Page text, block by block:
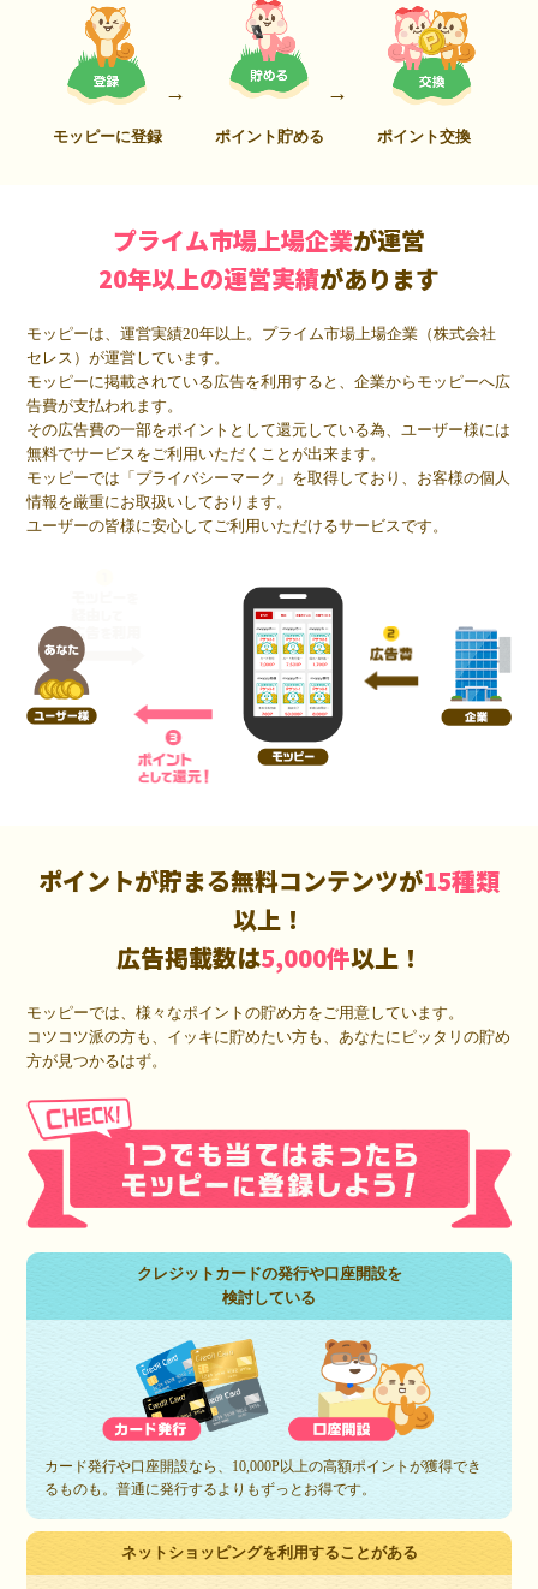
モッピーに登録 ポイント貯める ポイント交換
プライム市場上場企業が運営
20年以上の運営実績があります
モッピーは、運営実績20年以上。プライム市場上場企業（株式会社
セレス）が運営しています。
モッピーに掲載されている広告を利用すると、企業からモッピーへ広
告費が支払われます。
その広告費の一部をポイントとして還元している為、ユーザー様には
無料でサービスをご利用いただくことが出来ます。
モッピーでは「プライバシーマーク」を取得しており、お客様の個人
情報を厳重にお取扱いしております。
ユーザーの皆様に安心してご利用いただけるサービスです。
ポイントが貯まる無料コンテンツが15種類
以上！
広告掲載数は5,000件以上！
モッピーでは、様々なポイントの貯め方をご用意しています。
コツコツ派の方も、イッキに貯めたい方も、あなたにピッタリの貯め
方が見つかるはず。
クレジットカードの発行や口座開設を
検討している
カード発行や口座開設なら、10,000P以上の高額ポイントが獲得でき
るものも。普通に発行するよりもずっとお得です。
ネットショッピングを利用することがある